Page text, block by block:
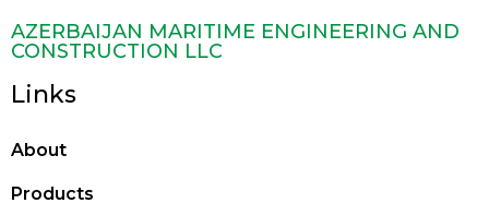
AZERBAIJAN MARITIME ENGINEERING AND
CONSTRUCTION LLC
Links
About
Products